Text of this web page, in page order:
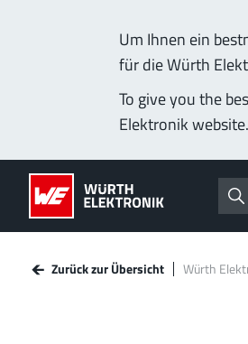
Um Ihnen ein
für die Würth
To give you the
Elektronik website.
Zurück zur Übersicht Würth